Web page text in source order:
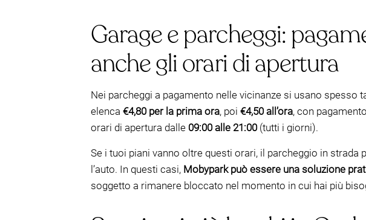
Garage e parcheggi:
anche gli orari di apertura
Nei parcheggi a pagamento nelle vicinanze si usano
elenca €4,80 per la prima ora, poi €4,50 all’ora, con
orari di apertura dalle 09:00 alle 21:00(tutti i giorni).
Se i tuoi piani vanno oltre questi orari, il parcheggio in
l’auto. In questi casi, Mobypark può essere una soluzione
soggetto a rimanere bloccato nel momento in cui hai più